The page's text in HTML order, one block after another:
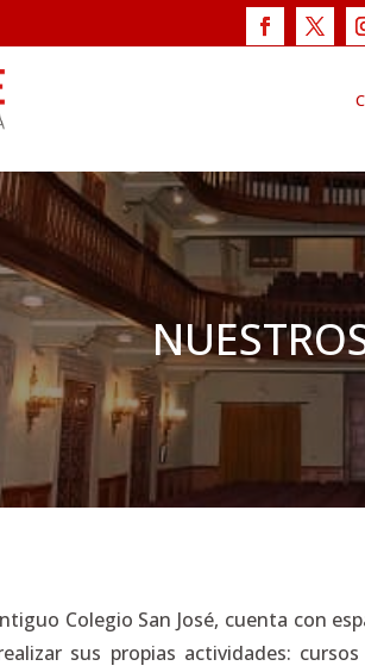
Colegio San José, cuenta con
sus propias actividades: